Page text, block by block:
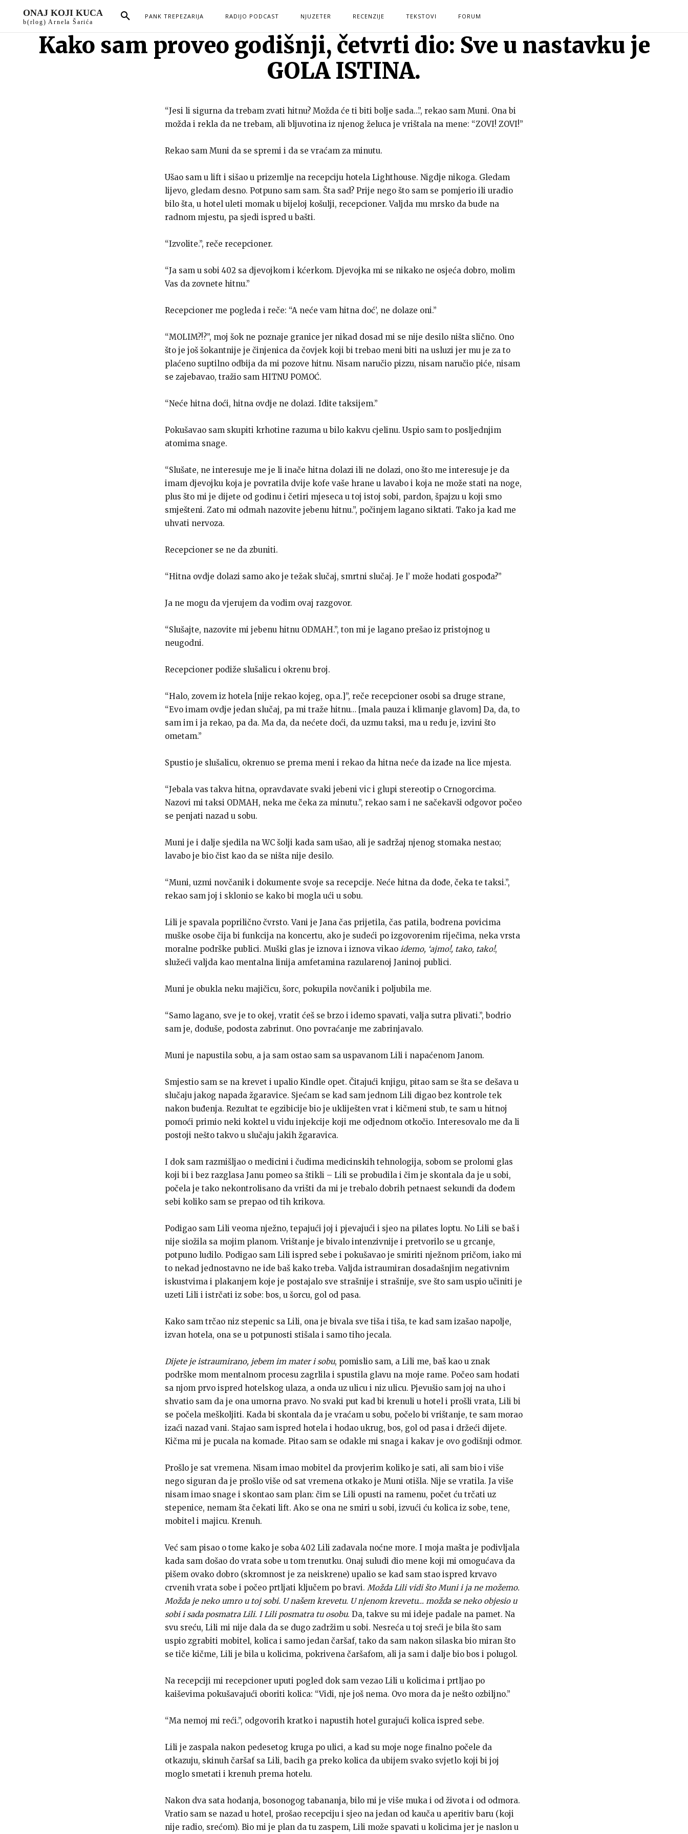
ONAJ KOJI KUCA
b(rlog) Arnela Šarića
PANK TREPEZARIJA RADIJO PODCAST NJUZETER RECENZIJE TEKSTOVI FORUM
Kako sam proveo godišnji, četvrti dio: Sve u nastavku je
GOLA ISTINA.
“Jesi li sigurna da trebam zvati hitnu? Možda će ti biti bolje sada…”, rekao sam Muni. Ona bi
možda i rekla da ne trebam, ali bljuvotina iz njenog želuca je vrištala na mene: “ZOVI! ZOVI!”
Rekao sam Muni da se spremi i da se vraćam za minutu.
Ušao sam u lift i sišao u prizemlje na recepciju hotela Lighthouse. Nigdje nikoga. Gledam
lijevo, gledam desno. Potpuno sam sam. Šta sad? Prije nego što sam se pomjerio ili uradio
bilo šta, u hotel uleti momak u bijeloj košulji, recepcioner. Valjda mu mrsko da bude na
radnom mjestu, pa sjedi ispred u bašti.
“Izvolite.”, reče recepcioner.
“Ja sam u sobi 402 sa djevojkom i kćerkom. Djevojka mi se nikako ne osjeća dobro, molim
Vas da zovnete hitnu.”
Recepcioner me pogleda i reče: “A neće vam hitna doć’, ne dolaze oni.”
“MOLIM?!?”, moj šok ne poznaje granice jer nikad dosad mi se nije desilo ništa slično. Ono
što je još šokantnije je činjenica da čovjek koji bi trebao meni biti na usluzi jer mu je za to
plaćeno suptilno odbija da mi pozove hitnu. Nisam naručio pizzu, nisam naručio piće, nisam
se zajebavao, tražio sam HITNU POMOĆ.
“Neće hitna doći, hitna ovdje ne dolazi. Idite taksijem.”
Pokušavao sam skupiti krhotine razuma u bilo kakvu cjelinu. Uspio sam to posljednjim
atomima snage.
“Slušate, ne interesuje me je li inače hitna dolazi ili ne dolazi, ono što me interesuje je da
imam djevojku koja je povratila dvije kofe vaše hrane u lavabo i koja ne može stati na noge,
plus što mi je dijete od godinu i četiri mjeseca u toj istoj sobi, pardon, špajzu u koji smo
smješteni. Zato mi odmah nazovite jebenu hitnu.”, počinjem lagano siktati. Tako ja kad me
uhvati nervoza.
Recepcioner se ne da zbuniti.
“Hitna ovdje dolazi samo ako je težak slučaj, smrtni slučaj. Je l’ može hodati gospođa?”
Ja ne mogu da vjerujem da vodim ovaj razgovor.
“Slušajte, nazovite mi jebenu hitnu ODMAH.”, ton mi je lagano prešao iz pristojnog u
neugodni.
Recepcioner podiže slušalicu i okrenu broj.
“Halo, zovem iz hotela [nije rekao kojeg, op.a.]”, reče recepcioner osobi sa druge strane,
“Evo imam ovdje jedan slučaj, pa mi traže hitnu… [mala pauza i klimanje glavom] Da, da, to
sam im i ja rekao, pa da. Ma da, da nećete doći, da uzmu taksi, ma u redu je, izvini što
ometam.”
Spustio je slušalicu, okrenuo se prema meni i rekao da hitna neće da izađe na lice mjesta.
“Jebala vas takva hitna, opravdavate svaki jebeni vic i glupi stereotip o Crnogorcima.
Nazovi mi taksi ODMAH, neka me čeka za minutu.”, rekao sam i ne sačekavši odgovor počeo
se penjati nazad u sobu.
Muni je i dalje sjedila na WC šolji kada sam ušao, ali je sadržaj njenog stomaka nestao;
lavabo je bio čist kao da se ništa nije desilo.
“Muni, uzmi novčanik i dokumente svoje sa recepcije. Neće hitna da dođe, čeka te taksi.”,
rekao sam joj i sklonio se kako bi mogla ući u sobu.
Lili je spavala poprilično čvrsto. Vani je Jana čas prijetila, čas patila, bodrena povicima
muške osobe čija bi funkcija na koncertu, ako je sudeći po izgovorenim riječima, neka vrsta
moralne podrške publici. Muški glas je iznova i iznova vikao idemo, ‘ajmo!, tako, tako!,
služeći valjda kao mentalna linija amfetamina razularenoj Janinoj publici.
Muni je obukla neku majičicu, šorc, pokupila novčanik i poljubila me.
“Samo lagano, sve je to okej, vratit ćeš se brzo i idemo spavati, valja sutra plivati.”, bodrio
sam je, doduše, podosta zabrinut. Ono povraćanje me zabrinjavalo.
Muni je napustila sobu, a ja sam ostao sam sa uspavanom Lili i napaćenom Janom.
Smjestio sam se na krevet i upalio Kindle opet. Čitajući knjigu, pitao sam se šta se dešava u
slučaju jakog napada žgaravice. Sjećam se kad sam jednom Lili digao bez kontrole tek
nakon buđenja. Rezultat te egzibicije bio je ukliješten vrat i kičmeni stub, te sam u hitnoj
pomoći primio neki koktel u vidu injekcije koji me odjednom otkočio. Interesovalo me da li
postoji nešto takvo u slučaju jakih žgaravica.
I dok sam razmišljao o medicini i čudima medicinskih tehnologija, sobom se prolomi glas
koji bi i bez razglasa Janu pomeo sa štikli – Lili se probudila i čim je skontala da je u sobi,
počela je tako nekontrolisano da vrišti da mi je trebalo dobrih petnaest sekundi da dođem
sebi koliko sam se prepao od tih krikova.
Podigao sam Lili veoma nježno, tepajući joj i pjevajući i sjeo na pilates loptu. No Lili se baš i
nije siožila sa mojim planom. Vrištanje je bivalo intenzivnije i pretvorilo se u grcanje,
potpuno ludilo. Podigao sam Lili ispred sebe i pokušavao je smiriti nježnom pričom, iako mi
to nekad jednostavno ne ide baš kako treba. Valjda istraumiran dosadašnjim negativnim
iskustvima i plakanjem koje je postajalo sve strašnije i strašnije, sve što sam uspio učiniti je
uzeti Lili i istrčati iz sobe: bos, u šorcu, gol od pasa.
Kako sam trčao niz stepenic sa Lili, ona je bivala sve tiša i tiša, te kad sam izašao napolje,
izvan hotela, ona se u potpunosti stišala i samo tiho jecala.
Dijete je istraumirano, jebem im mater i sobu, pomislio sam, a Lili me, baš kao u znak
podrške mom mentalnom procesu zagrlila i spustila glavu na moje rame. Počeo sam hodati
sa njom prvo ispred hotelskog ulaza, a onda uz ulicu i niz ulicu. Pjevušio sam joj na uho i
shvatio sam da je ona umorna pravo. No svaki put kad bi krenuli u hotel i prošli vrata, Lili bi
se počela meškoljiti. Kada bi skontala da je vraćam u sobu, počelo bi vrištanje, te sam morao
izaći nazad vani. Stajao sam ispred hotela i hodao ukrug, bos, gol od pasa i držeći dijete.
Kičma mi je pucala na komade. Pitao sam se odakle mi snaga i kakav je ovo godišnji odmor.
Prošlo je sat vremena. Nisam imao mobitel da provjerim koliko je sati, ali sam bio i više
nego siguran da je prošlo više od sat vremena otkako je Muni otišla. Nije se vratila. Ja više
nisam imao snage i skontao sam plan: čim se Lili opusti na ramenu, počet ću trčati uz
stepenice, nemam šta čekati lift. Ako se ona ne smiri u sobi, izvući ću kolica iz sobe, tene,
mobitel i majicu. Krenuh.
Već sam pisao o tome kako je soba 402 Lili zadavala noćne more. I moja mašta je podivljala
kada sam došao do vrata sobe u tom trenutku. Onaj suludi dio mene koji mi omogućava da
pišem ovako dobro (skromnost je za neiskrene) upalio se kad sam stao ispred krvavo
crvenih vrata sobe i počeo prtljati ključem po bravi. Možda Lili vidi što Muni i ja ne možemo.
Možda je neko umro u toj sobi. U našem krevetu. U njenom krevetu… možda se neko objesio u
sobi i sada posmatra Lili. I Lili posmatra tu osobu. Da, takve su mi ideje padale na pamet. Na
svu sreću, Lili mi nije dala da se dugo zadržim u sobi. Nesreća u toj sreći je bila što sam
uspio zgrabiti mobitel, kolica i samo jedan čaršaf, tako da sam nakon silaska bio miran što
se tiče kičme, Lili je bila u kolicima, pokrivena čaršafom, ali ja sam i dalje bio bos i polugol.
Na recepciji mi recepcioner uputi pogled dok sam vezao Lili u kolicima i prtljao po
kaiševima pokušavajući oboriti kolica: “Vidi, nje još nema. Ovo mora da je nešto ozbiljno.”
“Ma nemoj mi reći.”, odgovorih kratko i napustih hotel gurajući kolica ispred sebe.
Lili je zaspala nakon pedesetog kruga po ulici, a kad su moje noge finalno počele da
otkazuju, skinuh čaršaf sa Lili, bacih ga preko kolica da ubijem svako svjetlo koji bi joj
moglo smetati i krenuh prema hotelu.
Nakon dva sata hodanja, bosonogog tabananja, bilo mi je više muka i od života i od odmora.
Vratio sam se nazad u hotel, prošao recepciju i sjeo na jedan od kauča u aperitiv baru (koji
nije radio, srećom). Bio mi je plan da tu zaspem, Lili može spavati u kolicima jer je naslon u